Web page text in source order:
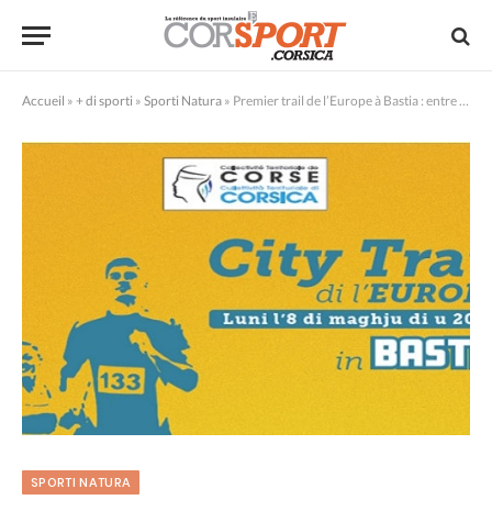
Accueil » + di sporti » Sporti Natura » Premier trail de l’Europe à Bastia : entre sport et découverte
SPORTI NATURA